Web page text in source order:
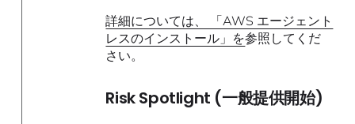
詳細については、 「AWS エージェント
レスのインストール」を参照してくだ
さい。
Risk Spotlight (一般提供開始)